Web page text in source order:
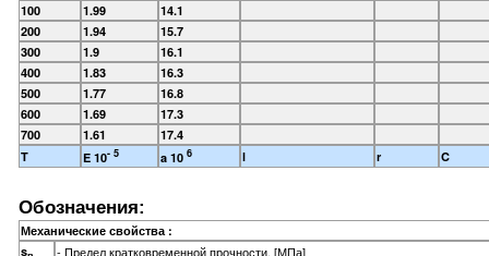
100
1.99
14.1
200
1.94
15.7
300
1.9
16.1
400
1.83
16.3
500
1.77
16.8
600
1.69
17.3
700
1.61
17.4
T
E 10- 5 a 10 6 l r C
Обозначения:
Механические свойства :
s
- Предел кратковременной прочности, [МПа]